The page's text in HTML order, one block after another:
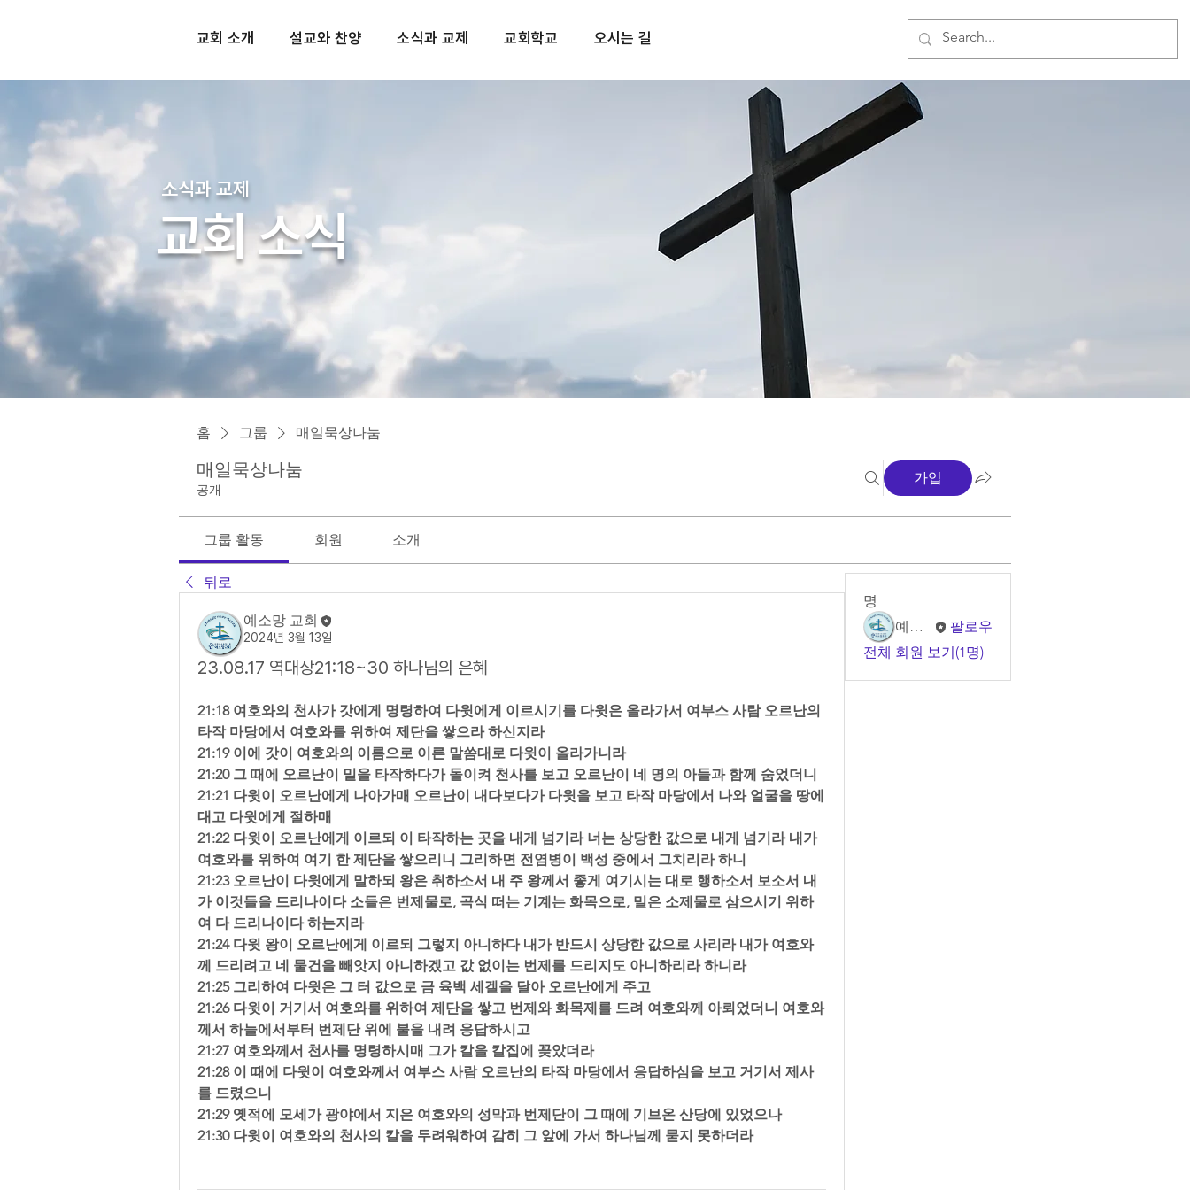
교회 소개 설교와 찬양 소식과 교제 교회학교 오시는 길
소식과 교제
교회 소식
홈 그룹 매일묵상나눔
매일묵상나눔
공개
가입
그룹 활동 회원 소개
뒤로
예소망 교회
2024년 3월 13일
23.08.17 역대상21:18~30 하나님의 은혜
21:18 여호와의 천사가 갓에게 명령하여 다윗에게 이르시기를 다윗은 올라가서 여부스 사람 오르난의
타작 마당에서 여호와를 위하여 제단을 쌓으라 하신지라
21:19 이에 갓이 여호와의 이름으로 이른 말씀대로 다윗이 올라가니라
21:20 그 때에 오르난이 밀을 타작하다가 돌이켜 천사를 보고 오르난이 네 명의 아들과 함께 숨었더니
21:21 다윗이 오르난에게 나아가매 오르난이 내다보다가 다윗을 보고 타작 마당에서 나와 얼굴을 땅에
대고 다윗에게 절하매
21:22 다윗이 오르난에게 이르되 이 타작하는 곳을 내게 넘기라 너는 상당한 값으로 내게 넘기라 내가
여호와를 위하여 여기 한 제단을 쌓으리니 그리하면 전염병이 백성 중에서 그치리라 하니
21:23 오르난이 다윗에게 말하되 왕은 취하소서 내 주 왕께서 좋게 여기시는 대로 행하소서 보소서 내
가 이것들을 드리나이다 소들은 번제물로, 곡식 떠는 기계는 화목으로, 밀은 소제물로 삼으시기 위하
여 다 드리나이다 하는지라
21:24 다윗 왕이 오르난에게 이르되 그렇지 아니하다 내가 반드시 상당한 값으로 사리라 내가 여호와
께 드리려고 네 물건을 빼앗지 아니하겠고 값 없이는 번제를 드리지도 아니하리라 하니라
21:25 그리하여 다윗은 그 터 값으로 금 육백 세겔을 달아 오르난에게 주고
21:26 다윗이 거기서 여호와를 위하여 제단을 쌓고 번제와 화목제를 드려 여호와께 아뢰었더니 여호와
께서 하늘에서부터 번제단 위에 불을 내려 응답하시고
21:27 여호와께서 천사를 명령하시매 그가 칼을 칼집에 꽂았더라
21:28 이 때에 다윗이 여호와께서 여부스 사람 오르난의 타작 마당에서 응답하심을 보고 거기서 제사
를 드렸으니
21:29 옛적에 모세가 광야에서 지은 여호와의 성막과 번제단이 그 때에 기브온 산당에 있었으나
21:30 다윗이 여호와의 천사의 칼을 두려워하여 감히 그 앞에 가서 하나님께 묻지 못하더라
명
예소망 교회
팔로우
전체 회원 보기(1명)